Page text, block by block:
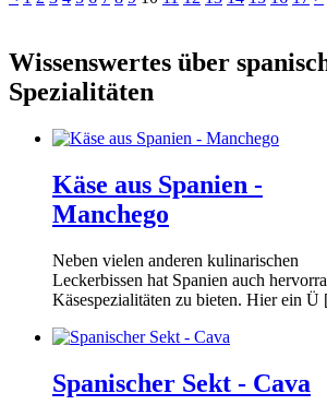
Wissenswertes über
Spezialitäten
Käse aus Spanien -
Manchego
Neben vielen anderen kulinarischen
Leckerbissen hat Spanien auch
Käsespezialitäten zu bieten. Hier ein Ü
Spanischer Sekt - Cava